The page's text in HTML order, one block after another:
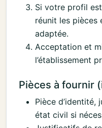
Si votre profil
réunit les pièces
adaptée.
Acceptation et
l’établissement
Pièces à fournir
Pièce
état civil si